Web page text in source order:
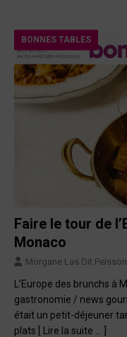
BONNES TABLES
Faire le tour de
Monaco
Morgane Las Dit Peisson
L’Europe des brunchs
gastronomie / news
était un petit-déjeuner
plats
[ Lire la suite … ]